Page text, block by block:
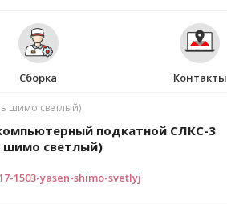
Сборка Контакты
шимо светлый)
подкатной СЛКС-3
шимо светлый)
1503-yasen-shimo-svetlyj